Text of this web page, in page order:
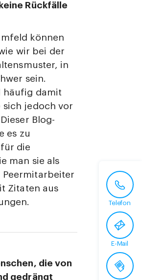
Rückfälle
können
wir bei der
in
sein.
häufig damit
sich jedoch vor
Blog-
es zu
die
man sie als
Peermitarbeiter
Zitaten aus
die von
gedrängt
Telefon
E-Mail